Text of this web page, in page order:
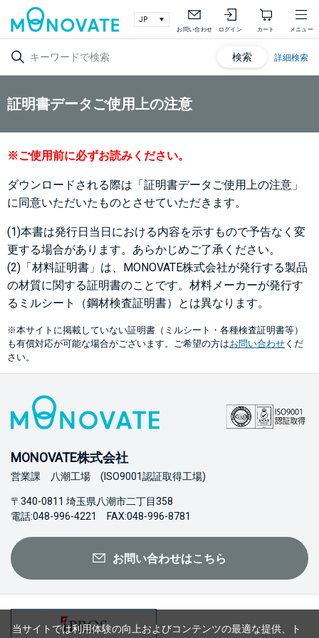
お問い合わせ ログイン カート メニュー
検索 詳細検索
証明書データご使用上の注意
※ご使用前に必ずお読みください。
ダウンロードされる際は「証明書データご使用上の注意」
に同意いただいたものとさせていただきます。
(1)本書は発行日当日における内容を示すもので予告なく変
更する場合があります。あらかじめご了承ください。
(2)「材料証明書」は、MONOVATE株式会社が発行する製品
の材質に関する証明書のことです。材料メーカーが発行す
るミルシート（鋼材検査証明書）とは異なります。
※本サイトに掲載していない証明書（ミルシート・各種検査証明書等）
も有償対応が可能な場合がございます。ご希望の方はお問い合わせ くだ
さい。
MONOVATE株式会社
営業課 八潮工場 (ISO9001認証取得工場)
〒340-0811 埼玉県八潮市二丁目358
電話:048-996-4221 FAX:048-996-8781
お問い合わせはこちら
当サイトでは利用体験の向上およびコンテンツの最適な提供、ト